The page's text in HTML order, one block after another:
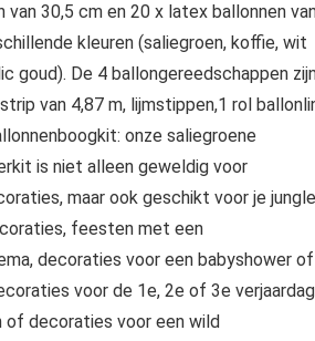
van 30,5 cm en 20 x latex ballonnen
kleuren (saliegroen, koffie, wit
goud). De 4 ballongereedschappen
van 4,87 m, lijmstippen,1 rol
onze saliegroene
is niet alleen geweldig voor
maar ook geschikt voor je jungle
feesten met een
decoraties voor een babyshower of
voor de 1e, 2e of 3e verjaardag
of decoraties voor een wild